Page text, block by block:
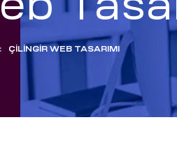
: ÇILINGIR WEB TASARIMI